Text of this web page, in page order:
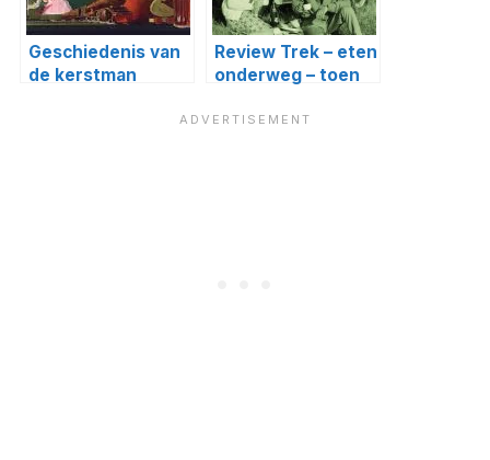
Geschiedenis van
de kerstman
Review Trek – eten
onderweg – toen